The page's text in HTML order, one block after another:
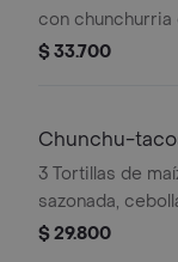
con chunchurria
y café, cuajada,
$ 33.700
Chunchu-
3 Tortillas de
sazonada,
limón y
$ 29.800